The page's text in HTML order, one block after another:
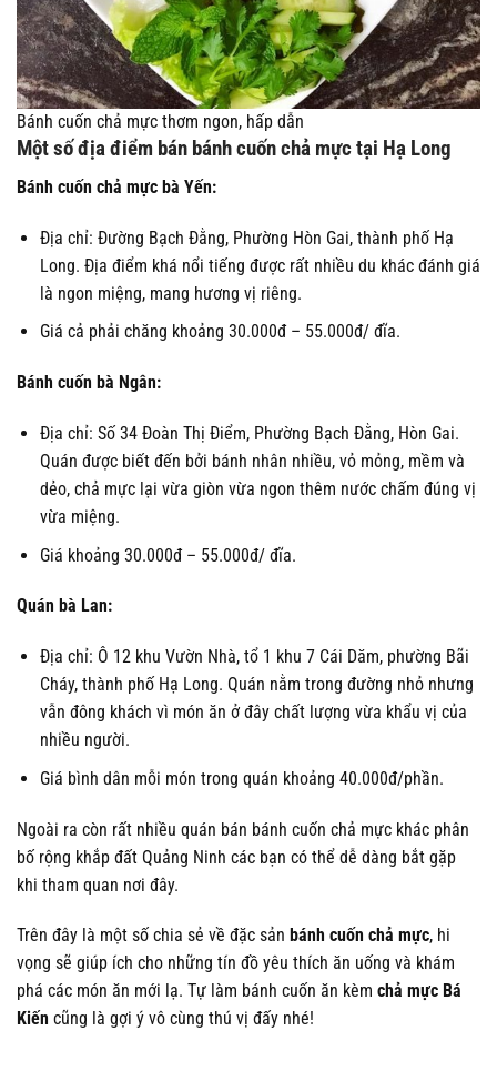
Bánh cuốn chả mực thơm ngon, hấp dẫn
Một số địa điểm bán bánh cuốn chả mực tại Hạ Long
Bánh cuốn chả mực bà Yến:
Địa chỉ: Đường Bạch Đằng, Phường Hòn Gai, thành phố Hạ
Long. Địa điểm khá nổi tiếng được rất nhiều du khác đánh giá
là ngon miệng, mang hương vị riêng.
Giá cả phải chăng khoảng 30.000đ – 55.000đ/ đĩa.
Bánh cuốn bà Ngân:
Địa chỉ: Số 34 Đoàn Thị Điểm, Phường Bạch Đằng, Hòn Gai.
Quán được biết đến bởi bánh nhân nhiều, vỏ mỏng, mềm và
dẻo, chả mực lại vừa giòn vừa ngon thêm nước chấm đúng vị
vừa miệng.
Giá khoảng 30.000đ – 55.000đ/ đĩa.
Quán bà Lan:
Địa chỉ: Ô 12 khu Vườn Nhà, tổ 1 khu 7 Cái Dăm, phường Bãi
Cháy, thành phố Hạ Long. Quán nằm trong đường nhỏ nhưng
vẫn đông khách vì món ăn ở đây chất lượng vừa khẩu vị của
nhiều người.
Giá bình dân mỗi món trong quán khoảng 40.000đ/phần.
Ngoài ra còn rất nhiều quán bán bánh cuốn chả mực khác phân
bố rộng khắp đất Quảng Ninh các bạn có thể dễ dàng bắt gặp
khi tham quan nơi đây.
Trên đây là một số chia sẻ về đặc sản bánh cuốn chả mực, hi
vọng sẽ giúp ích cho những tín đồ yêu thích ăn uống và khám
phá các món ăn mới lạ. Tự làm bánh cuốn ăn kèm chả mực Bá
Kiến cũng là gợi ý vô cùng thú vị đấy nhé!